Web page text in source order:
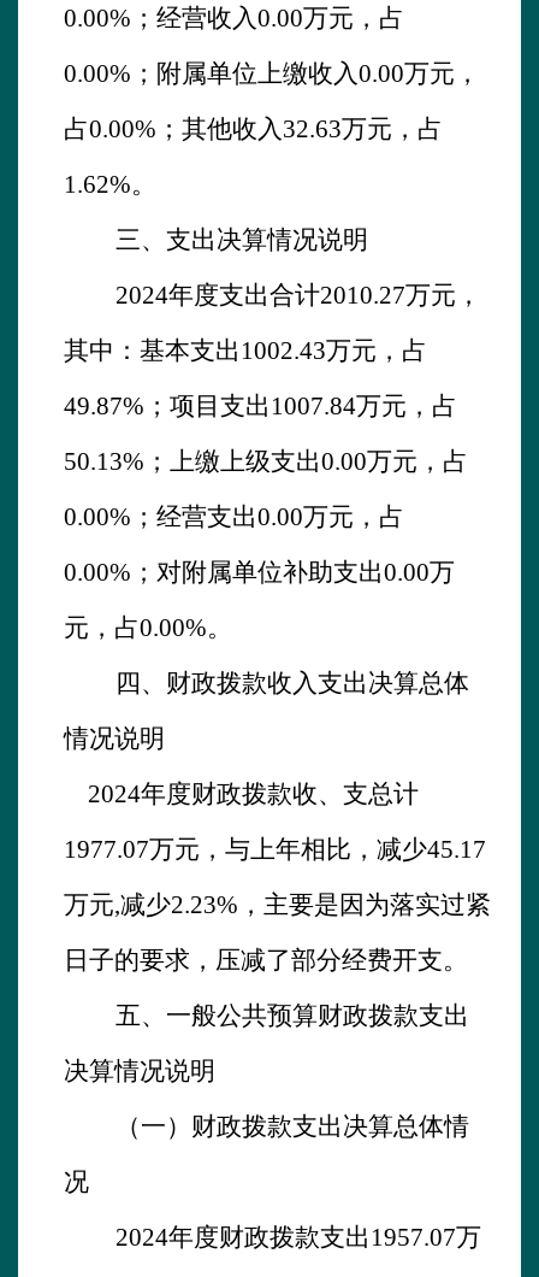
0.00%；经营收入0.00万元，占
0.00%；附属单位上缴收入0.00万元，
占0.00%；其他收入32.63万元，占
1.62%。
三、支出决算情况说明
2024年度支出合计2010.27万元，
其中：基本支出 1002.43万元，占
49.87%；项目支出 1007.84万元，占
50.13%；上缴上级支出0.00万元，占
0.00%；经营支出0.00万元，占
0.00%；对附属单位补助支出0.00万
元，占0.00%。
四、财政拨款收入支出决算总体
情况说明
2024年度财政拨款收、支总计
1977.07万元，与上年相比，减少45.17
万元,减少2.23%，主要是因为落实过紧
日子的要求，压减了部分经费开支。
五、一般公共预算财政拨款支出
决算情况说明
（一）财政拨款支出决算总体情
况
2024年度财政拨款支出 1957.07万